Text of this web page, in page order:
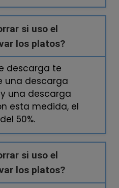
si uso el
los platos?
descarga te
una descarga
una descarga
esta medida, el
50%.
si uso el
los platos?